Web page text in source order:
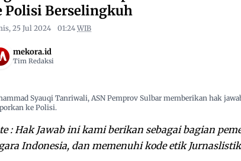
Berselingkuh
Polisi Berselingkuh
25 Jul 2024 01:24 WIB
mekora.id
Tim Redaksi
Syauqi Tanriwali, ASN Pemprov Sulbar memberikan hak
ke Polisi.
: Hak Jawab ini kami berikan sebagai bagian
Indonesia, dan memenuhi kode etik Jurnaslistik